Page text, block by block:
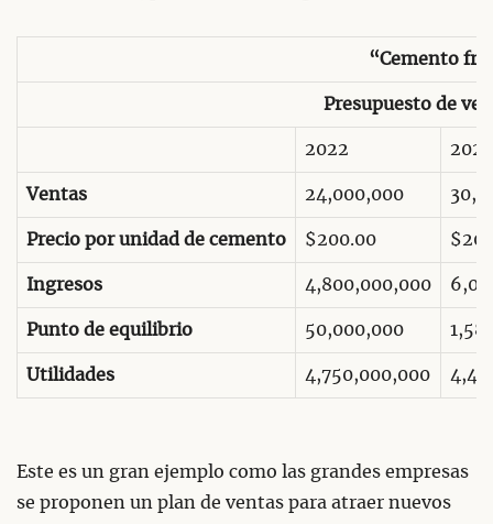
“Cemento
Presupuesto de
2022 2023
Ventas 24,000,000
Precio por unidad de cemento $200.00
Ingresos 4,800,000,000
Punto de equilibrio 50,000,000
Utilidades 4,750,000,000
Este es un gran ejemplo como las grandes empresas
se proponen un plan de ventas para atraer nuevos